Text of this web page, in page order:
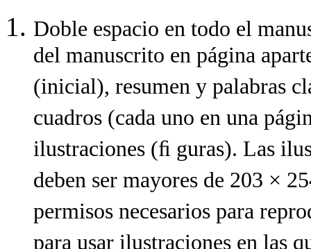
Doble espacio en todo el
del manuscrito en página
(inicial), resumen y palabras
cuadros (cada uno en una
ilustraciones (ﬁ guras). Las
deben ser mayores de 203 ×
permisos necesarios para